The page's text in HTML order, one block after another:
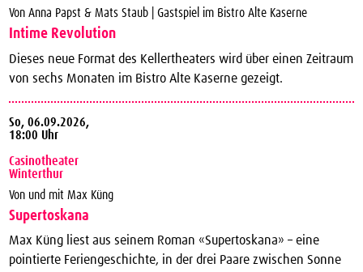
Von Anna Papst & Mats Staub | Gastspiel im Bistro Alte Kaserne
Intime Revolution
Dieses neue Format des Kellertheaters wird über einen Zeitraum
von sechs Monaten im Bistro Alte Kaserne gezeigt.
So,06.09.2026,
18:00 Uhr
Casinotheater
Winterthur
Von und mit Max Küng
Supertoskana
Max Küng liest aus seinem Roman «Supertoskana» – eine
pointierte Feriengeschichte, in der drei Paare zwischen Sonne